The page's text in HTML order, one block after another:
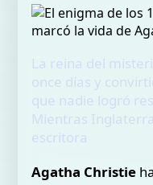
La reina del
once días y
que nadie logró
Mientras
escritora
Agatha Christie